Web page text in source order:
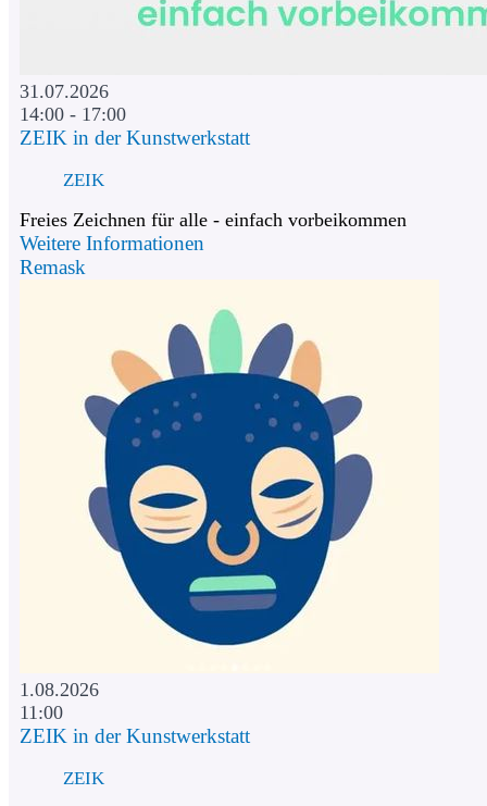
31.07.2026
14:00 - 17:00
ZEIK in der Kunstwerkstatt
ZEIK
Freies Zeichnen für alle - einfach vorbeikommen
Weitere Informationen
Remask
1.08.2026
11:00
ZEIK in der Kunstwerkstatt
ZEIK